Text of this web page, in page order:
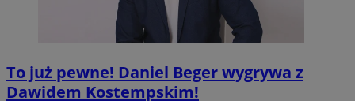
To już pewne! Daniel Beger wygrywa z
Dawidem Kostempskim!